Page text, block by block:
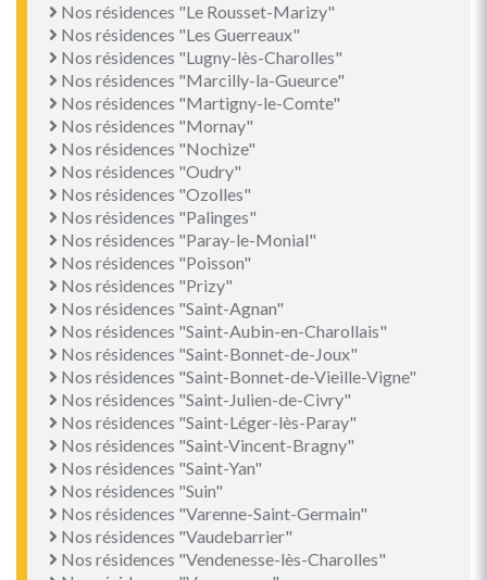
Nos résidences "Le Rousset-Marizy"
Nos résidences "Les Guerreaux"
Nos résidences "Lugny-lès-Charolles"
Nos résidences "Marcilly-la-Gueurce"
Nos résidences "Martigny-le-Comte"
Nos résidences "Mornay"
Nos résidences "Nochize"
Nos résidences "Oudry"
Nos résidences "Ozolles"
Nos résidences "Palinges"
Nos résidences "Paray-le-Monial"
Nos résidences "Poisson"
Nos résidences "Prizy"
Nos résidences "Saint-Agnan"
Nos résidences "Saint-Aubin-en-Charollais"
Nos résidences "Saint-Bonnet-de-Joux"
Nos résidences "Saint-Bonnet-de-Vieille-Vigne"
Nos résidences "Saint-Julien-de-Civry"
Nos résidences "Saint-Léger-lès-Paray"
Nos résidences "Saint-Vincent-Bragny"
Nos résidences "Saint-Yan"
Nos résidences "Suin"
Nos résidences "Varenne-Saint-Germain"
Nos résidences "Vaudebarrier"
Nos résidences "Vendenesse-lès-Charolles"